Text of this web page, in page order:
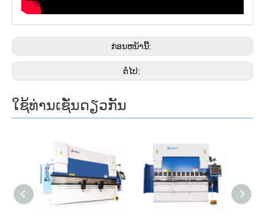
ກ່ອນຫນ້ານີ້:
ຕໍ່ໄປ:
ໃຊ້ທ່ານເຊັ່ນດຽວກັນ